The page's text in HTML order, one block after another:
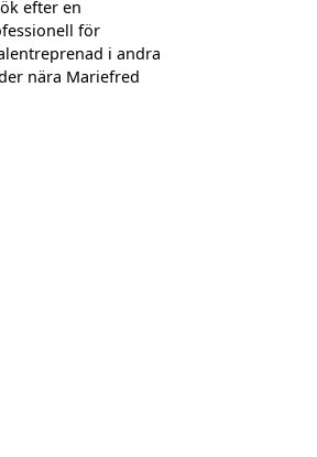
efter en
för
i andra
nära Mariefred